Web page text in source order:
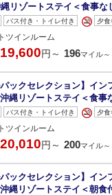
リゾートステイ＜食事な
バス付き・トイレ付き 夕
ツインルーム
19,600円～ 196マイル～
パックセレクション】イ
縄リゾートステイ＜食事
バス付き・トイレ付き 夕
ツインルーム
20,010円～ 200マイル～
パックセレクション】イ
縄リゾートステイ＜朝食